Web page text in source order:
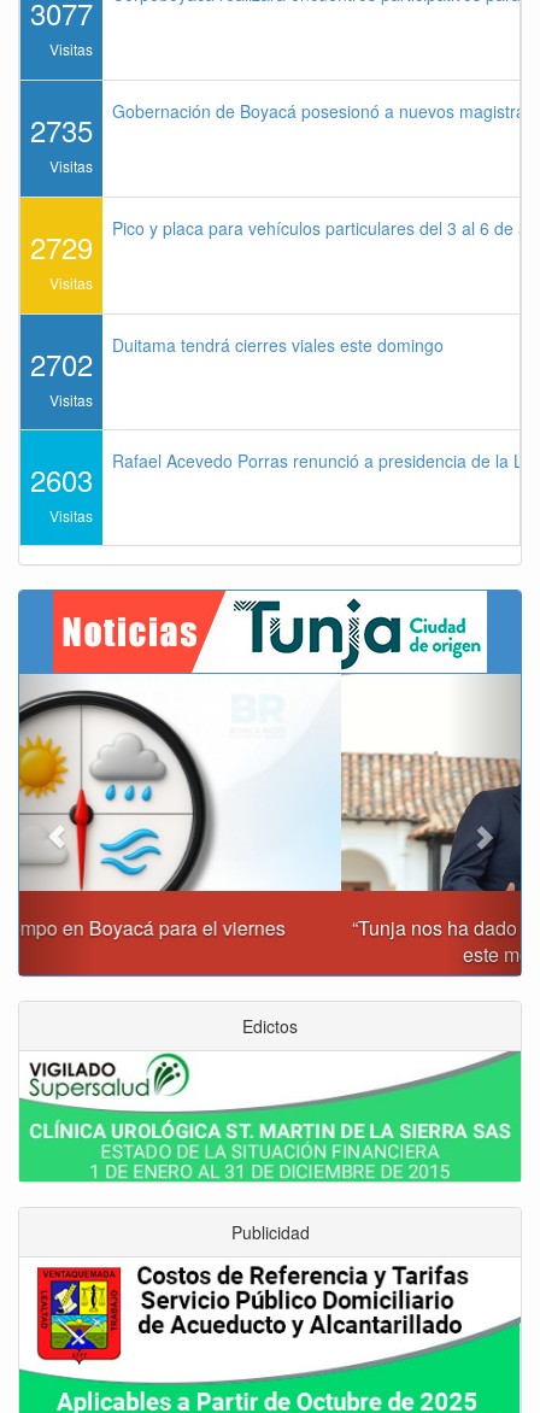
3077
Visitas
2735
Visitas
Gobernación de Boyacá posesionó a nuevos
2729
Visitas
Pico y placa para vehículos particulares del 3 al 6 de
2702
Visitas
Duitama tendrá cierres viales este domingo
2603
Visitas
Rafael Acevedo Porras renunció a presidencia de la
“Tunja nos ha dado demasiado y no podemos fallarle en
Previous
Edictos
Publicidad